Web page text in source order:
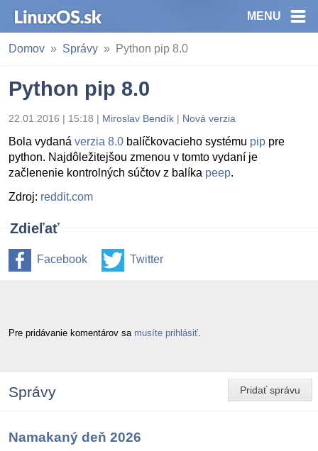
MENU
Domov Správy Python pip 8.0
Python pip 8.0
22.01.2016 | 15:18 | Miroslav Bendík | Nová verzia
Bola vydaná verzia 8.0 balíčkovacieho systému pip pre
python. Najdôležitejšou zmenou v tomto vydaní je
začlenenie kontrolných súčtov z balíka peep.
Zdroj: reddit.com
Zdieľať
Facebook Twitter
Pre pridávanie komentárov sa musíte prihlásiť
Pridať správu
Správy
Namakaný deň 2026